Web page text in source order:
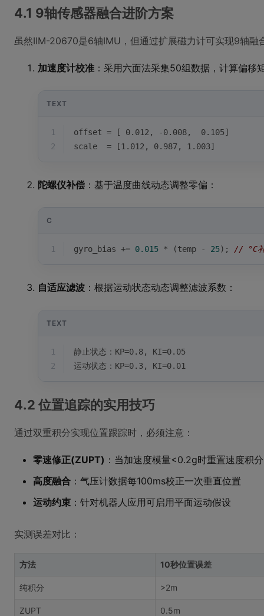
4.1 9轴传感器融合进阶方案
虽然IIM-20670是6轴IMU，但通过扩展磁力计可实现9轴融
加速度计校准 ：采用六面法采集50组数据，计算偏移
TEXT
1
offset = [ 0.012, -0.008,  0.105]
2
scale  = [1.012, 0.987, 1.003]
陀螺仪补偿 ：基于温度曲线动态调整零偏：
C
1 gyro_bias += 0.015 * (temp - 25); // °C
自适应滤波 ：根据运动状态动态调整滤波系数：
TEXT
1
静止状态：KP=0.8, KI=0.05
2
运动状态：KP=0.3, KI=0.01
4.2 位置追踪的实用技巧
通过双重积分实现位置跟踪时，必须注意：
零速修正(ZUPT) ：当加速度模量<0.2g时重置速度积分
高度融合 ：气压计数据每100ms校正一次垂直位置
运动约束 ：针对机器人应用可启用平面运动假设
实测误差对比：
方法 10秒位置误差
纯积分 >2m
ZUPT 0.5m